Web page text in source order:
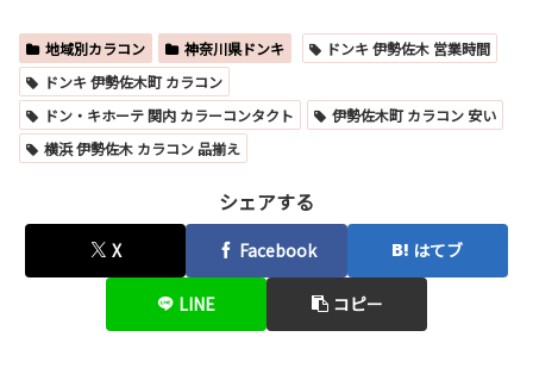
地域別カラコン 神奈川県ドンキ
ドンキ 伊勢佐木 営業時間
ドンキ 伊勢佐木町 カラコン
ドン・キホーテ 関内 カラーコンタクト
伊勢佐木町 カラコン 安い
横浜 伊勢佐木 カラコン 品揃え
シェアする
X Facebook はてブ
LINE コピー